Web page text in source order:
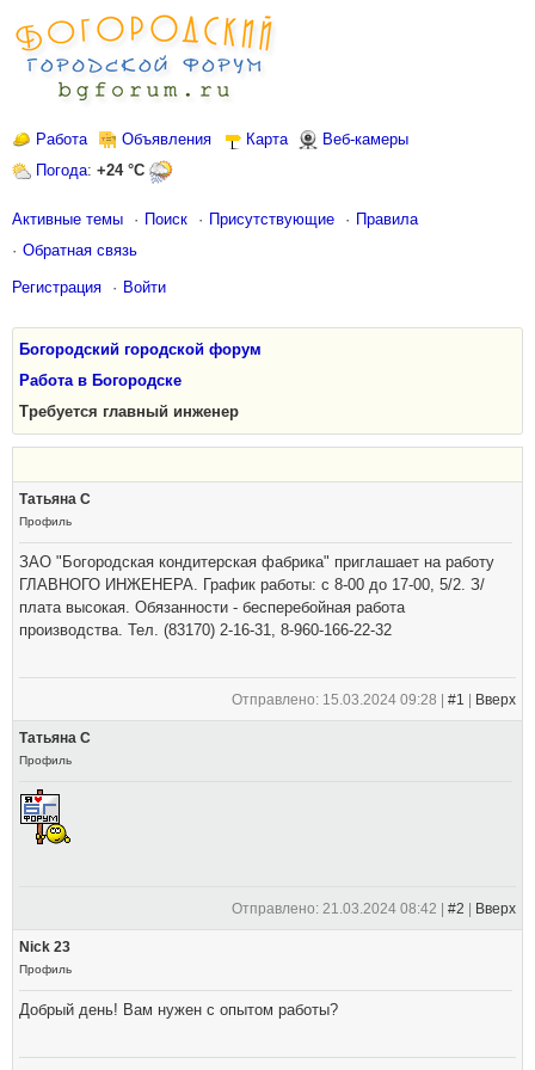
Работа Объявления Карта
Веб-камеры
Погода: +24 °C
Активные темы Поиск Присутствующие
Правила
Обратная связь
Регистрация Войти
Богородский городской форум
Работа в Богородске
Требуется главный инженер
Татьяна С
Профиль
ЗАО "Богородская кондитерская фабрика" приглашает на работу
ГЛАВНОГО ИНЖЕНЕРА. График работы: с 8-00 до 17-00, 5/2. З/
плата высокая. Обязанности - бесперебойная работа
производства. Тел. (83170) 2-16-31, 8-960-166-22-32
Отправлено: 15.03.2024 09:28 | #1 Вверх
Татьяна С
Профиль
Отправлено: 21.03.2024 08:42 | #2 Вверх
Nick 23
Профиль
Добрый день! Вам нужен с опытом работы?